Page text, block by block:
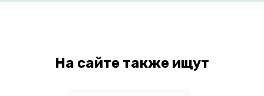
На сайте также ищут